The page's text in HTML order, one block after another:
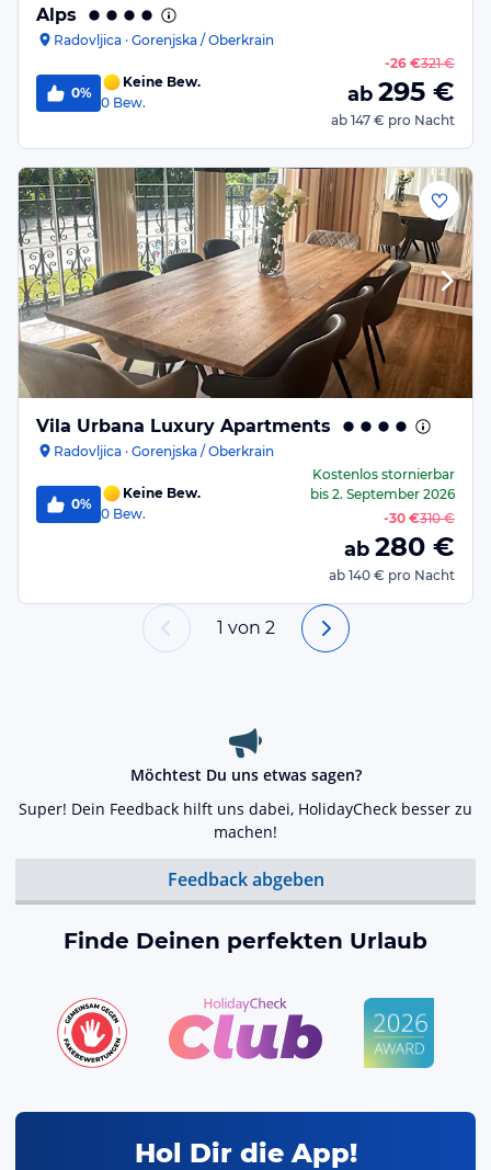
Alps
Radovljica · Gorenjska / Oberkrain
0%
Keine Bew.
0 Bew.
-26 €321 €
ab 295 €
ab 147 € pro Nacht
Vila Urbana Luxury Apartments
Radovljica · Gorenjska / Oberkrain
0%
Keine Bew.
0 Bew.
Kostenlos stornierbar
bis 2. September 2026
-30 €310 €
ab 280 €
ab 140 € pro Nacht
1 von 2
Möchtest Du uns etwas sagen?
Super! Dein Feedback hilft uns dabei, HolidayCheck besser zu
machen!
Feedback abgeben
Finde Deinen perfekten Urlaub
Hol Dir die App!